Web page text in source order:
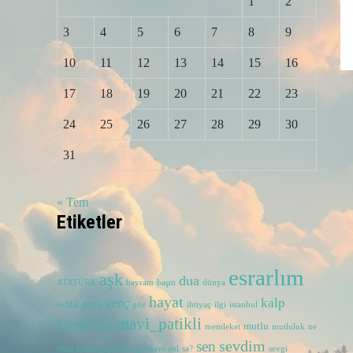
3 4 5 6 7 8 9
10 11 12 13 14 15 16
17 18 19 20 21 22 23
24 25 26 27 28 29 30
31
« Tem
Etiketler
ATATÜRK aşk bayram başın dua dünya esrarlım
evlilik gece genç göz hayat ihtiyaç ilgi istanbul kalp
kördü?üm mavi_patikli memleket mutlu mutluluk ne
okul olsun payla??m pencere rol sa? sen sevdim sevgi